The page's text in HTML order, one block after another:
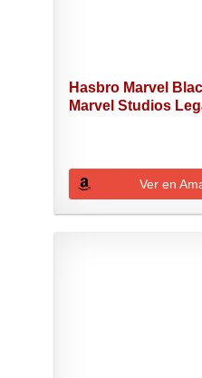
Hasbro Marvel
Marvel Studios
Ver en